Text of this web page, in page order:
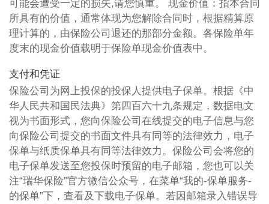
可能会遭受一定的损失,请您慎重。 现金价值：指本合同
所具有的价值，通常体现为您解除合同时，根据精算原
理计算的，由保险公司退还的那部分金额。各保险单年
度末的现金价值载明于保险单现金价值表中。
支付和凭证
保险公司为网上投保的投保人提供电子保单。根据《中
华人民共和国民法典》第四百六十九条规定，数据电文
视为书面形式，您向保险公司在线提交的电子信息与您
向保险公司提交的书面文件具有同等的法律效力，电子
保单与纸质保单具有同等法律效力。保险公司会将您的
电子保单发送至您投保时预留的电子邮箱，您也可以关
注“瑞华保险”官方微信公众号，在菜单“我的-保单服务-
的保单”下，查看及下载电子保单。若因邮箱录入错误导